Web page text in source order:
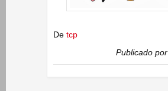
De tcp
Publicado por